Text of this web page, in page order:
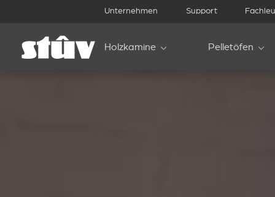
Unternehmen Support
Holzkamine Pelletöfen